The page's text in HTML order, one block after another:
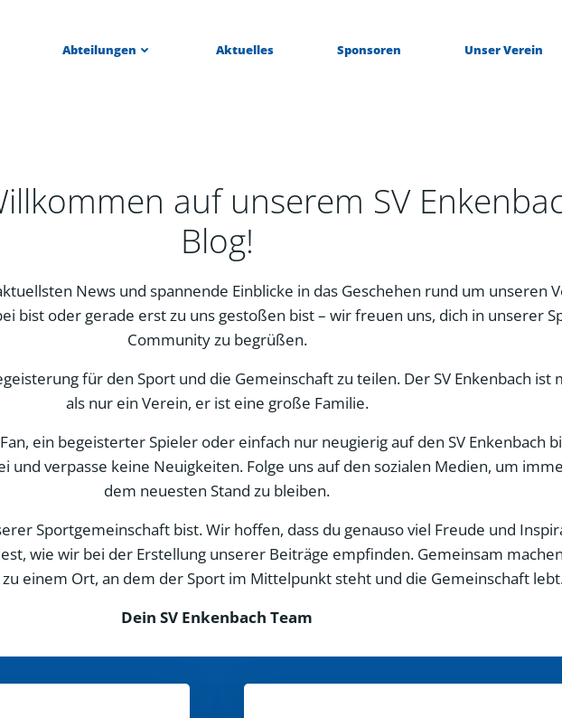
Abteilungen Aktuelles Sponsoren Unser Verein
auf unserem SV
Blog!
News und spannende Einblicke in das Geschehen rund um unseren
bist oder gerade erst zu uns gestoßen bist – wir freuen uns, dich in unserer
Community zu begrüßen.
für den Sport und die Gemeinschaft zu teilen. Der SV Enkenbach ist
als nur ein Verein, er ist eine große Familie.
ein begeisterter Spieler oder einfach nur neugierig auf den SV Enkenbach
und verpasse keine Neuigkeiten. Folge uns auf den sozialen Medien, um
dem neuesten Stand zu bleiben.
Sportgemeinschaft bist. Wir hoffen, dass du genauso viel Freude und
wie wir bei der Erstellung unserer Beiträge empfinden. Gemeinsam
zu einem Ort, an dem der Sport im Mittelpunkt steht und die Gemeinschaft
Dein SV Enkenbach Team